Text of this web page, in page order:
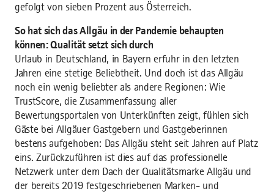
gefolgt von sieben Prozent aus Österreich.
So hat sich das Allgäu in der Pandemie behaupten
können: Qualität setzt sich durch
Urlaub in Deutschland, in Bayern erfuhr in den letzten
Jahren eine stetige Beliebtheit. Und doch ist das Allgäu
noch ein wenig beliebter als andere Regionen: Wie
TrustScore, die Zusammenfassung aller
Bewertungsportalen von Unterkünften zeigt, fühlen sich
Gäste bei Allgäuer Gastgebern und Gastgeberinnen
bestens aufgehoben: Das Allgäu steht seit Jahren auf Platz
eins. Zurückzuführen ist dies auf das professionelle
Netzwerk unter dem Dach der Qualitätsmarke Allgäu und
der bereits 2019 festgeschriebenen Marken- und